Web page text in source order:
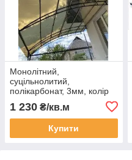
Монолітний,
суцільнолитий,
полікарбонат, 3мм, колір
бронза преміальна, для
козирків, навісів, OSCAR
PREMIUM 205см Х 305см
1 230 ₴/кв.м
Купити